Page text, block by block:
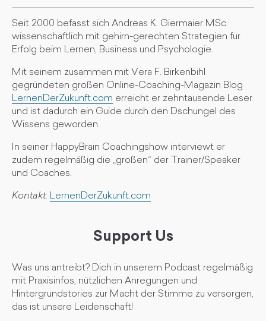
Seit 2000 befasst sich Andreas K. Giermaier MSc.
wissenschaftlich mit gehirn-gerechten Strategien für
Erfolg beim Lernen, Business und Psychologie.
Mit seinem zusammen mit Vera F. Birkenbihl
gegründeten großen Online-Coaching-Magazin Blog
LernenDerZukunft.com erreicht er zehntausende Leser
und ist dadurch ein Guide durch den Dschungel des
Wissens geworden.
In seiner HappyBrain Coachingshow interviewt er
zudem regelmäßig die „großen“ der Trainer/Speaker
und Coaches.
Kontakt: LernenDerZukunft.com
Support Us
Was uns antreibt? Dich in unserem Podcast regelmäßig
mit Praxisinfos, nützlichen Anregungen und
Hintergrundstories zur Macht der Stimme zu versorgen,
das ist unsere Leidenschaft!